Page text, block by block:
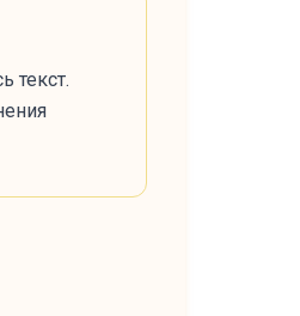
текст.